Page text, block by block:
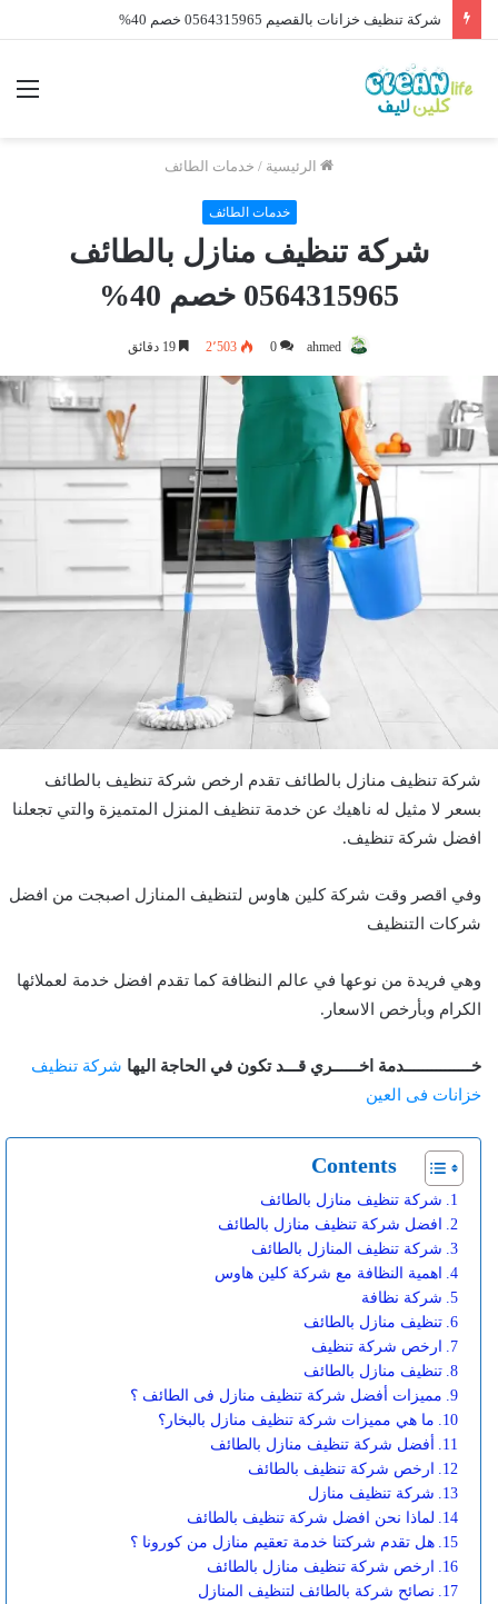
شركة تنظيف خزانات بالقصيم 0564315965 خصم 40%
الرئيسية / خدمات الطائف
خدمات الطائف
شركة تنظيف منازل بالطائف
0564315965 خصم 40%
ahmed
0 2٬503
شركة تنظيف منازل بالطائف تقدم ارخص شركة تنظيف بالطائف
بسعر لا مثيل له ناهيك عن خدمة تنظيف المنزل المتميزة والتي تجعلنا
افضل شركة تنظيف.
وفي اقصر وقت شركة كلين هاوس لتنظيف المنازل اصبجت من افضل
شركات التنظيف
وهي فريدة من نوعها في عالم النظافة كما تقدم افضل خدمة لعملائها
الكرام وبأرخص الاسعار.
خـــــــــــــــدمة اخــــــري قـــد تكون في الحاجة اليها شركة تنظيف
خزانات فى العين
Contents
شركة تنظيف منازل بالطائف
افضل شركة تنظيف منازل بالطائف
شركة تنظيف المنازل بالطائف
اهمية النظافة مع شركة كلين هاوس
شركة نظافة
تنظيف منازل بالطائف
ارخص شركة تنظيف
تنظيف منازل بالطائف
مميزات أفضل شركة تنظيف منازل فى الطائف ؟
ما هي مميزات شركة تنظيف منازل بالبخار؟
أفضل شركة تنظيف منازل بالطائف
ارخص شركة تنظيف بالطائف
شركة تنظيف منازل
لماذا نحن افضل شركة تنظيف بالطائف
هل تقدم شركتنا خدمة تعقيم منازل من كورونا ؟
ارخص شركة تنظيف منازل بالطائف
نصائح شركة بالطائف لتنظيف المنازل